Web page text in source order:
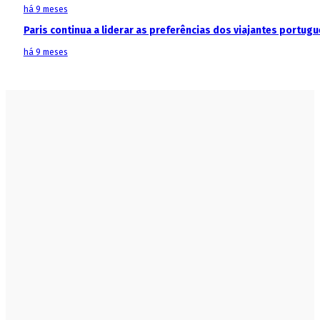
há 9 meses
Paris continua a liderar as preferências dos viajantes
há 9 meses